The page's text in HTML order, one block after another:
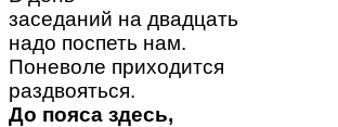
заседаний на двадцать
надо поспеть нам.
Поневоле приходится
раздвояться.
До пояса здесь,